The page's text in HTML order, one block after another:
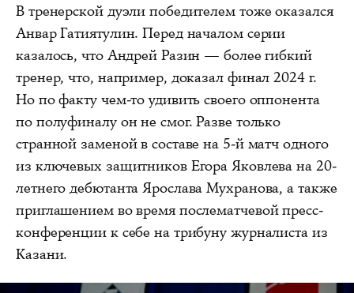
В тренерской дуэли победителем тоже оказался
Анвар Гатиятулин. Перед началом серии
казалось, что Андрей Разин — более гибкий
тренер, что, например, доказал финал 2024 г.
Но по факту чем-то удивить своего оппонента
по полуфиналу он не смог. Разве только
странной заменой в составе на 5-й матч одного
из ключевых защитников Егора Яковлева на 20-
летнего дебютанта Ярослава Мухранова, а также
приглашением во время послематчевой пресс-
конференции к себе на трибуну журналиста из
Казани.